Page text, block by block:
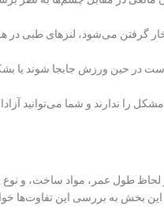
گرفتن می‌شود، لنزهای طبی در
در حین ورزش جابجا شوند یا
را ندارند و شما می‌توانید
لحاظ طول عمر، مواد ساخت، و نوع
این بخش به بررسی این تفاوت‌ها